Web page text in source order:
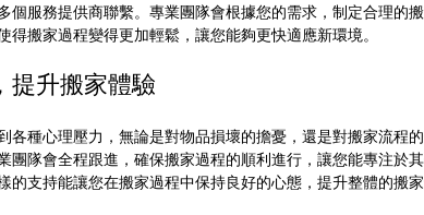
個服務提供商聯繫。專業團隊會根據您的需求，制定合理的
得搬家過程變得更加輕鬆，讓您能夠更快適應新環境。
提升搬家體驗
各種心理壓力，無論是對物品損壞的擔憂，還是對搬家流程
團隊會全程跟進，確保搬家過程的順利進行，讓您能專注於
的支持能讓您在搬家過程中保持良好的心態，提升整體的搬家